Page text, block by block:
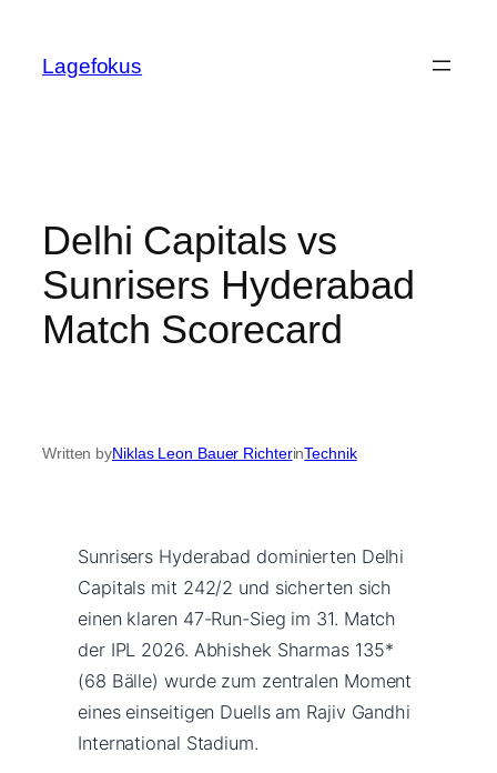
content
Lagefokus
Delhi Capitals vs
Sunrisers Hyderabad
Match Scorecard
Written byNiklas Leon Bauer RichterinTechnik
Sunrisers Hyderabad dominierten Delhi
Capitals mit 242/2 und sicherten sich
einen klaren 47-Run-Sieg im 31. Match
der IPL 2026. Abhishek Sharmas 135*
(68 Bälle) wurde zum zentralen Moment
eines einseitigen Duells am Rajiv Gandhi
International Stadium.